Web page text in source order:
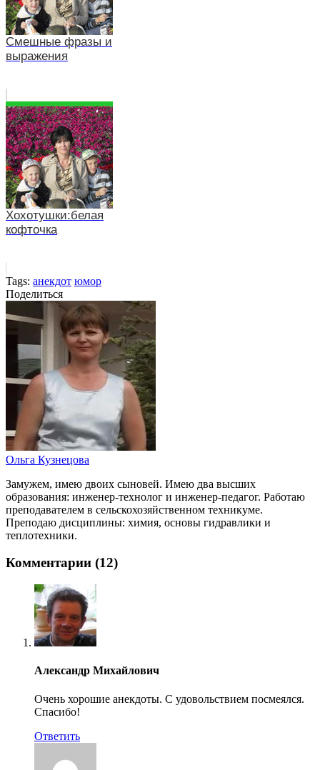
Смешные фразы и
выражения
Хохотушки:белая
кофточка
Tags: анекдот юмор
Поделиться
Ольга Кузнецова
Замужем, имею двоих сыновей. Имею два высших
образования: инженер-технолог и инженер-педагог. Работаю
преподавателем в сельскохозяйственном техникуме.
Преподаю дисциплины: химия, основы гидравлики и
теплотехники.
Комментарии (12)
Александр Михайлович
Очень хорошие анекдоты. С удовольствием посмеялся.
Спасибо!
Ответить